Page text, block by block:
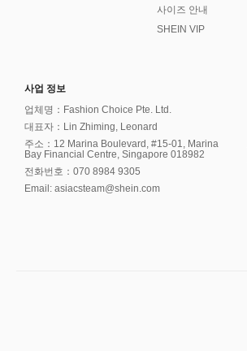
사이즈 안내
SHEIN VIP
사업 정보
업체명：Fashion Choice Pte. Ltd.
대표자：Lin Zhiming, Leonard
주소：12 Marina Boulevard, #15-01, Marina
Bay Financial Centre, Singapore 018982
전화번호：070 8984 9305
Email: asiacsteam@shein.com